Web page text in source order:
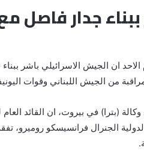
جدار فاصل
الاحد ان الجيش الاسرائيلي باشر
من الجيش اللبناني وقوات
(بترا) في بيروت، ان القائد العام
الجنرال فرانسيسكو روميرو،